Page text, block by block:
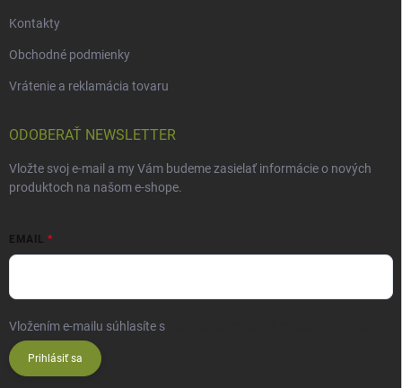
Kontakty
Obchodné podmienky
Vrátenie a reklamácia tovaru
ODOBERAŤ NEWSLETTER
Vložte svoj e-mail a my Vám budeme zasielať informácie o nových
produktoch na našom e-shope.
EMAIL
Vložením e-mailu súhlasíte s
Prihlásiť sa